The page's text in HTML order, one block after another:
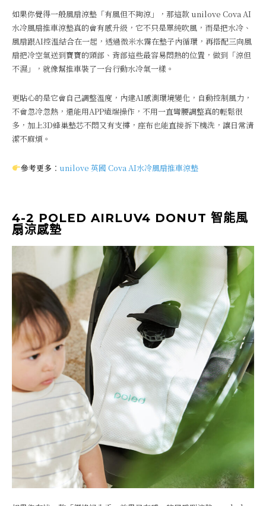
如果你覺得一般風扇涼墊「有風但不夠涼」，那這款 unilove Cova AI
水冷風扇推車涼墊真的會有感升級，它不只是單純吹風，而是把水冷、
風扇跟AI控溫結合在一起，透過微米水霧在墊子內循環，再搭配三向風
扇把冷空氣送到寶寶的頸部、背部這些最容易悶熱的位置，做到「涼但
不濕」，就像幫推車裝了一台行動水冷氣一樣。
更貼心的是它會自己調整溫度，內建AI感測環境變化，自動控制風力，
不會忽冷忽熱，還能用APP遠端操作，不用一直彎腰調整真的輕鬆很
多，加上3D蜂巢墊芯不悶又有支撐，座布也能直接拆下機洗，讓日常清
潔不麻煩。
參考更多 ： unilove 英國 Cova AI水冷風扇推車涼墊
4-2 POLED AIRLUV4 DONUT 智能風
扇涼感墊